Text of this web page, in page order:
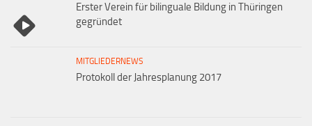
Erster Verein für bilinguale Bildung in Thüringen
gegründet
MITGLIEDERNEWS
Protokoll der Jahresplanung 2017